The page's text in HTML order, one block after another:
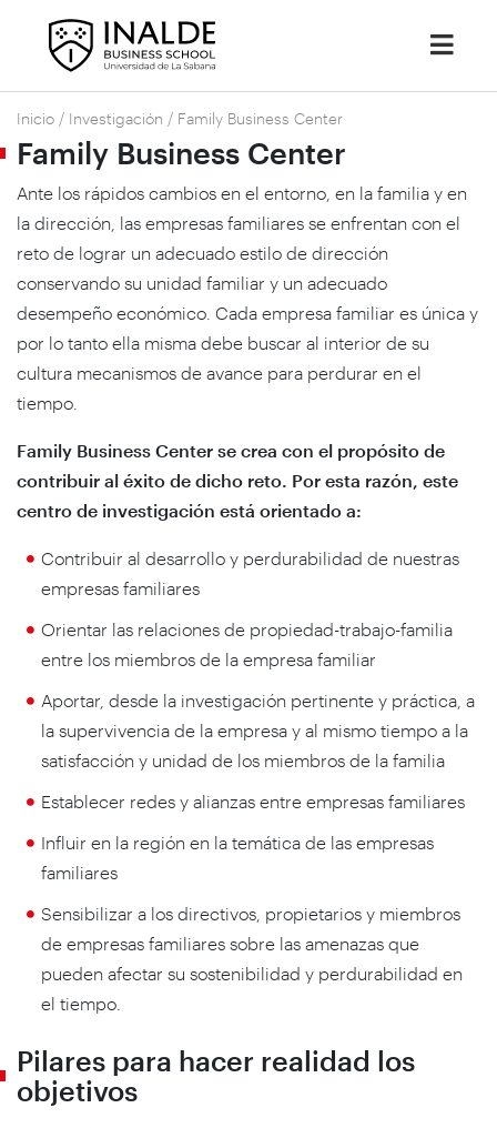
Inicio / Investigación / Family Business Center
Family Business Center
Ante los rápidos cambios en el entorno, en la familia y en
la dirección, las empresas familiares se enfrentan con el
reto de lograr un adecuado estilo de dirección
conservando su unidad familiar y un adecuado
desempeño económico. Cada empresa familiar es única y
por lo tanto ella misma debe buscar al interior de su
cultura mecanismos de avance para perdurar en el
tiempo.
Family Business Center se crea con el propósito de
contribuir al éxito de dicho reto. Por esta razón, este
centro de investigación está orientado a:
Contribuir al desarrollo y perdurabilidad de nuestras
empresas familiares
Orientar las relaciones de propiedad-trabajo-familia
entre los miembros de la empresa familiar
Aportar, desde la investigación pertinente y práctica, a
la supervivencia de la empresa y al mismo tiempo a la
satisfacción y unidad de los miembros de la familia
Establecer redes y alianzas entre empresas familiares
Influir en la región en la temática de las empresas
familiares
Sensibilizar a los directivos, propietarios y miembros
de empresas familiares sobre las amenazas que
pueden afectar su sostenibilidad y perdurabilidad en
el tiempo.
Pilares para hacer realidad los
objetivos